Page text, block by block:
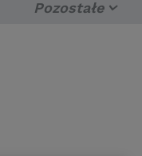
Pozostałe